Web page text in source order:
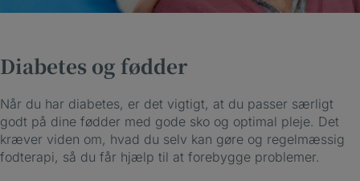
Diabetes og fødder
Når du har diabetes, er det vigtigt, at du passer særligt
godt på dine fødder med gode sko og optimal pleje. Det
kræver viden om, hvad du selv kan gøre og regelmæssig
fodterapi, så du får hjælp til at forebygge problemer.